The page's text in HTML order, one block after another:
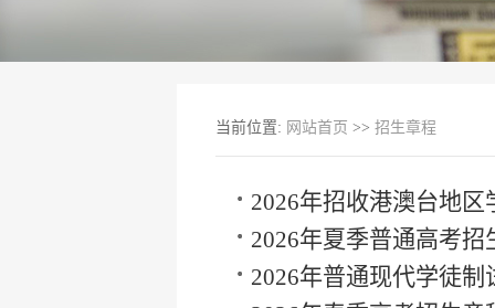
当前位置: 网站首页 >> 招生章程
2026年招收港澳台地区
生章程
2026年夏季普通高考招
2026年普通现代学徒制